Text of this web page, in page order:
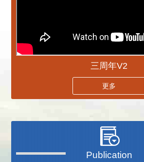
三周年V2
更多